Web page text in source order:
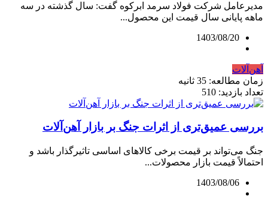
مدیرعامل شرکت فولاد سرمد ابرکوه گفت: سال گذشته در سه
ماهه پایانی سال قیمت این محصول...
1403/08/20
آهن‌آلات
زمان مطالعه: 35 ثانیه
تعداد بازدید: 510
بررسی عمیق‌تری از اثرات جنگ بر بازار آهن‌آلات
جنگ می‌تواند بر قیمت برخی کالاهای اساسی تاثیرگذار باشد و
احتمالاً قیمت بازار محصولات...
1403/08/06